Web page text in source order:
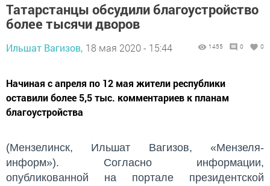
Татарстанцы обсудили благоустройство
более тысячи дворов
Ильшат Вагизов, 18 мая 2020 - 15:44 1455 0 0
Начиная с апреля по 12 мая жители республики
оставили более 5,5 тыс. комментариев к планам
благоустройства
(Мензелинск, Ильшат Вагизов, «Мензеля-
информ»). Согласно информации,
опубликованной на портале президентской